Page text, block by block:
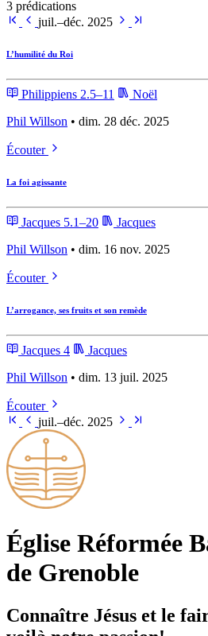
3 prédications
juil.–déc. 2025
L’humilité du Roi
Philippiens 2.5–11
Noël
Phil Willson • dim. 28 déc. 2025
Écouter
La foi agissante
Jacques 5.1–20
Jacques
Phil Willson • dim. 16 nov. 2025
Écouter
L’arrogance, ses fruits et son remède
Jacques 4
Jacques
Phil Willson • dim. 13 juil. 2025
Écouter
juil.–déc. 2025
Église Ré­for­mée
de Grenoble
Connaître Jésus et le